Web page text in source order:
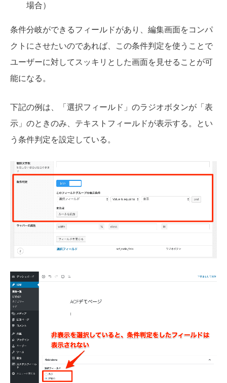
場合）
条件分岐ができるフィールドがあり、編集画面をコンパ
クトにさせたいのであれば、この条件判定を使うことで
ユーザーに対してスッキリとした画面を見せることが可
能になる。
下記の例は、「選択フィールド」のラジオボタンが「表
示」のときのみ、テキストフィールドが表示する。とい
う条件判定を設定している。